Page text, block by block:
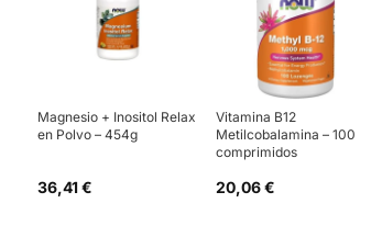
Magnesio + Inositol Relax
en Polvo – 454g
36,41 €
Vitamina B12
Metilcobalamina – 100
comprimidos
20,06 €